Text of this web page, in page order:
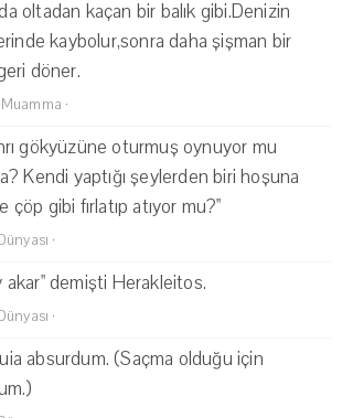
oltadan kaçan bir balık gibi.Denizin
kaybolur,sonra daha şişman bir
döner.
·
gökyüzüne oturmuş oynuyor mu
Kendi yaptığı şeylerden biri hoşuna
çöp gibi fırlatıp atıyor mu?"
·
akar" demişti Herakleitos.
·
absurdum. (Saçma olduğu için